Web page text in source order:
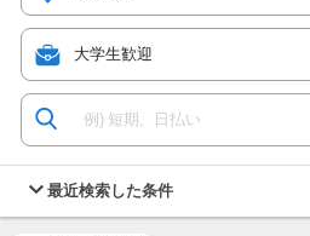
大学生歓迎
最近検索した条件